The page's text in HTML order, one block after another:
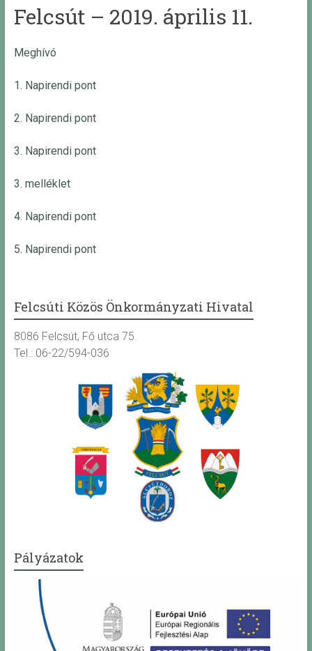
Felcsút – 2019. április 11.
Meghívó
1. Napirendi pont
2. Napirendi pont
3. Napirendi pont
3. melléklet
4. Napirendi pont
5. Napirendi pont
Felcsúti Közös Önkormányzati Hivatal
8086 Felcsút, Fő utca 75.
Tel.: 06-22/594-036
Pályázatok